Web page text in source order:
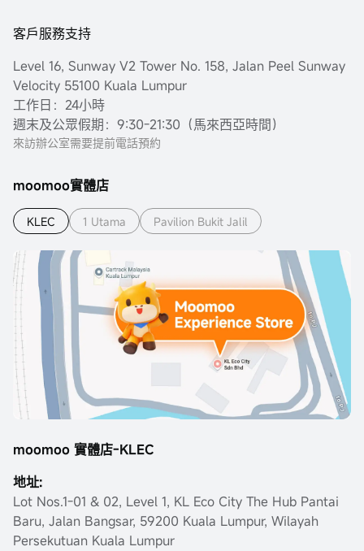
客戶服務支持
Level 16, Sunway V2 Tower No. 158, Jalan Peel Sunway
Velocity 55100 Kuala Lumpur
工作日：24小時
週末及公眾假期：9:30-21:30（馬來西亞時間）
來訪辦公室需要提前電話預約
moomoo實體店
KLEC 1 Utama Pavilion Bukit Jalil
moomoo 實體店-KLEC
地址:
Lot Nos.1-01 & 02, Level 1, KL Eco City The Hub Pantai
Baru, Jalan Bangsar, 59200 Kuala Lumpur, Wilayah
Persekutuan Kuala Lumpur